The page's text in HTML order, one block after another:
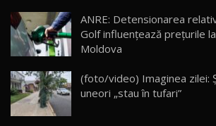
17 20:06
Va fi modelul nr.1 BYD în
30:08
ANRE: Detensionarea
Golf influențează prețurile
Moldova
(foto/video) Imaginea zilei:
uneori „stau în tufari”